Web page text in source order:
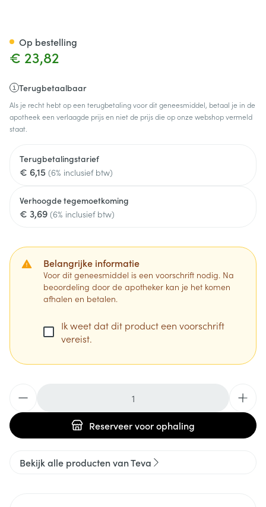
€ 23,82
Terugbetaalbaar
Als je recht hebt op een terugbetaling voor dit geneesmiddel, betaal je in de
apotheek een verlaagde prijs en niet de prijs die op onze webshop vermeld
staat.
Terugbetalingstarief
€ 6,15 (6% inclusief btw)
Verhoogde tegemoetkoming
€ 3,69 (6% inclusief btw)
Belangrijke informatie
Voor dit geneesmiddel is een voorschrift nodig. Na
beoordeling door de apotheker kan je het komen
afhalen en betalen.
Ik weet dat dit product een voorschrift
vereist.
Reserveervoor ophaling
Op bestelling
Bekijk alle producten van Teva